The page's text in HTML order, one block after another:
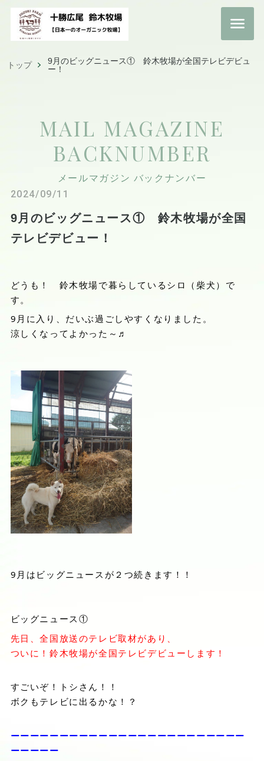
トップ
9月のビッグニュース① 鈴木牧場が全国テレビデビュ
ー！
MAIL MAGAZINE
BACKNUMBER
メールマガジン バックナンバー
2024/09/11
9月のビッグニュース① 鈴木牧場が全国
テレビデビュー！
どうも！ 鈴木牧場で暮らしているシロ（柴犬）で
す。
9月に入り、だいぶ過ごしやすくなりました。
涼しくなってよかった～♬
9月はビッグニュースが２つ続きます！！
ビッグニュース①
先日、全国放送のテレビ取材があり、
ついに！鈴木牧場が全国テレビデビューします！
すごいぞ！トシさん！！
ボクもテレビに出るかな！？
ーーーーーーーーーーーーーーーーーーーーーーーー
ーーーーー